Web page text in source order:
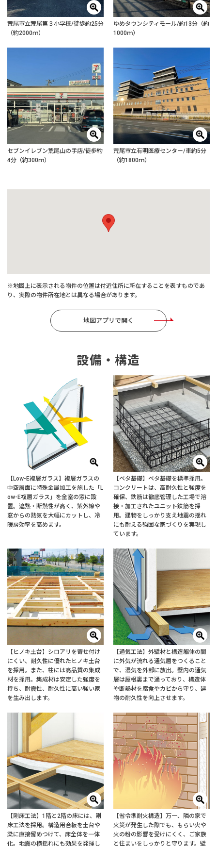
荒尾市立荒尾第３小学校/徒歩約25分
（約2000ｍ）
ゆめタウンシティモール/約13分（約
1000ｍ）
セブンイレブン荒尾山の手店/徒歩約
4分（約300ｍ）
荒尾市立有明医療センター/車約5分
（約1800ｍ）
※地図上に表示される物件の位置は付近住所に所在することを表すものであ
り、実際の物件所在地とは異なる場合があります。
地図アプリで開く
設備・構造
【Low-E複層ガラス】複層ガラスの
中空層面に特殊金属加工を施した「L
ow-E複層ガラス」を全室の窓に設
置。遮熱・断熱性が高く、紫外線や
窓からの熱気を大幅にカットし、冷
暖房効率を高めます。
【ベタ基礎】ベタ基礎を標準採用。
コンクリートは、高耐久性と強度を
確保、鉄筋は徹底管理した工場で溶
接・加工されたユニット鉄筋を採
用。建物をしっかり支え地震の揺れ
にも耐える強固な家づくりを実現し
ています。
【ヒノキ土台】シロアリを寄せ付け
にくい、耐久性に優れたヒノキ土台
を採用。また、柱には高品質の集成
材を採用。集成材は安定した強度を
持ち、耐震性、耐久性に高い強い家
を生み出します。
【通気工法】外壁材と構造躯体の間
に外気が流れる通気層をつくること
で、湿気を外部に放出。壁内の通気
層は屋根裏まで通っており、構造体
や断熱材を腐食やカビから守り、建
物の耐久性を向上させます。
【剛床工法】1階と2階の床には、剛
床工法を採用。構造用合板を土台や
梁に直接留めつけて、床全体を一体
化。地震の横揺れにも効果を発揮し
【省令準耐火構造】万一、隣の家で
火災が発生した際でも、もらい火や
火の粉の影響を受けにくく、ご家族
と住まいをしっかりと守ります。壁